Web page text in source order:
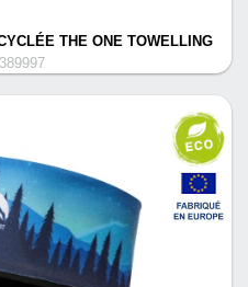
THE ONE TOWELLING